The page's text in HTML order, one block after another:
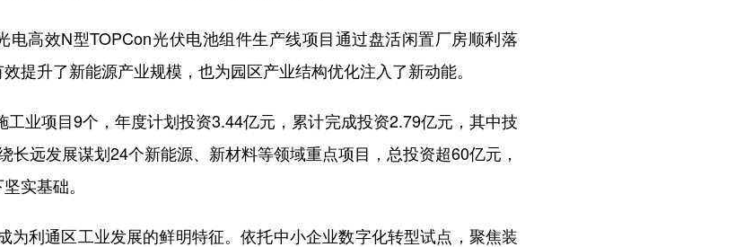
高效N型TOPCon光伏电池组件生产线项目通过盘活闲置厂房顺利落
提升了新能源产业规模，也为园区产业结构优化注入了新动能。
业项目9个，年度计划投资3.44亿元，累计完成投资2.79亿元，其中技
长远发展谋划24个新能源、新材料等领域重点项目，总投资超60亿元，
实基础。
利通区工业发展的鲜明特征。依托中小企业数字化转型试点，聚焦装